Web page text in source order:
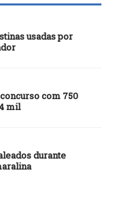
usadas por
com 750
mil
durante